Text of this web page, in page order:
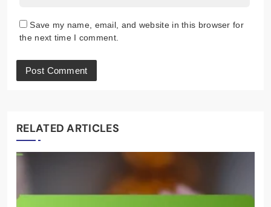
Save my name, email, and website in this browser for
the next time I comment.
RELATED ARTICLES